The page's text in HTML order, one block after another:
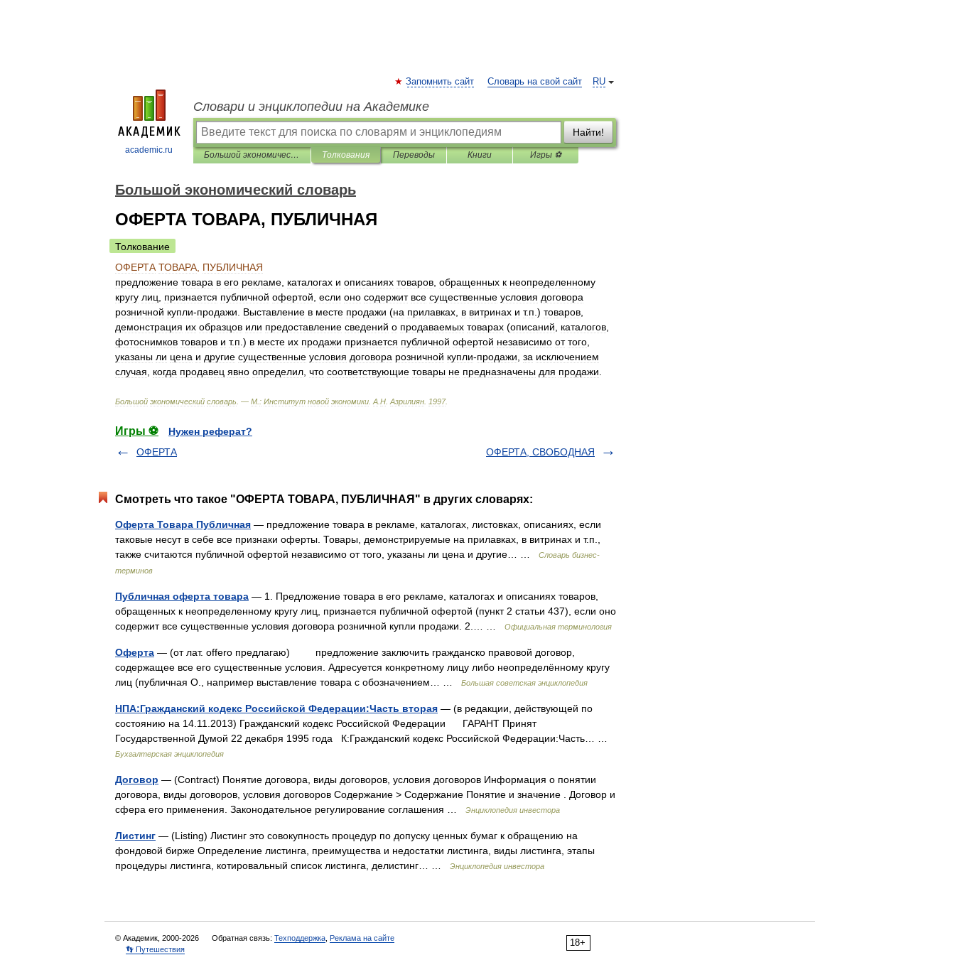
academic.ru
RU
Запомнить сайт Словарь на свой сайт
Словари и энциклопедии на Академике
Найти!
Большой экономический словарь Толкования Переводы Книги Игры ⚽
Большой экономический словарь
ОФЕРТА ТОВАРА, ПУБЛИЧНАЯ
Толкование
ОФЕРТА ТОВАРА ПУБЛИЧНАЯ
предложение товара в его рекламе каталогах и описаниях товаров обращенных к неопределенному
кругу лиц признается публичной офертой если оно содержит все существенные условия договора
розничной купли-продажи Выставление в месте продажи (на прилавках в витринах и т.п .) товаров
демонстрация их образцов или предоставление сведений о продаваемых товарах (описаний каталогов
фотоснимков товаров и т.п .) в месте их продажи признается публичной офертой независимо от того
указаны ли цена и другие существенные условия договора розничной купли-продажи за исключением
случая
когда продавец явно определил что соответствующие товары не предназначены для продажи
Большой экономический словарь . — М : Институт новой экономики А Н Азрилиян 1997.
Игры ⚽
Нужен реферат?
ОФЕРТА
ОФЕРТА, СВОБОДНАЯ
Смотреть что такое "ОФЕРТА ТОВАРА, ПУБЛИЧНАЯ" в других словарях:
Оферта Товара Публичная — предложение товара в рекламе, каталогах, листовках, описаниях, если
таковые несут в себе все признаки оферты. Товары, демонстрируемые на прилавках, в витринах и т.п.,
также считаются публичной офертой независимо от того, указаны ли цена и другие… …
Словарь бизнес-
терминов
Публичная оферта товара — 1. Предложение товара в его рекламе, каталогах и описаниях товаров,
обращенных к неопределенному кругу лиц, признается публичной офертой (пункт 2 статьи 437), если оно
содержит все существенные условия договора розничной купли продажи. 2.… …
Официальная терминология
Оферта — (от лат. offero предлагаю) предложение заключить гражданско правовой договор,
содержащее все его существенные условия. Адресуется конкретному лицу либо неопределённому кругу
лиц (публичная О., например выставление товара с обозначением… …
Большая советская энциклопедия
НПА:Гражданский кодекс Российской Федерации:Часть вторая — (в редакции, действующей по
состоянию на 14.11.2013) Гражданский кодекс Российской Федерации ГАРАНТ Принят
Государственной Думой 22 декабря 1995 года К:Гражданский кодекс Российской Федерации:Часть… …
Бухгалтерская энциклопедия
Договор — (Contract) Понятие договора, виды договоров, условия договоров Информация о понятии
договора, виды договоров, условия договоров Содержание > Содержание Понятие и значение . Договор и
сфера его применения. Законодательное регулирование соглашения …
Энциклопедия инвестора
Листинг — (Listing) Листинг это совокупность процедур по допуску ценных бумаг к обращению на
фондовой бирже Определение листинга, преимущества и недостатки листинга, виды листинга, этапы
процедуры листинга, котировальный список листинга, делистинг… …
Энциклопедия инвестора
18+
© Академик, 2000-2026 Обратная связь: Техподдержка Реклама на сайте
👣 Путешествия